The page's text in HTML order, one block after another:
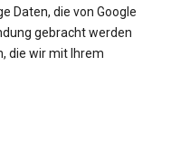
Daten, die von Google
gebracht werden
die wir mit Ihrem